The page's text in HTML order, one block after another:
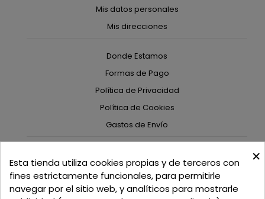
Mis datos personales
Mis direcciones
Donde Estamos
Formas de Pago
Política de Privacidad
Política de Cookies
Gastos de Envío
C/ Delgadillo Nº 7 - Local 1 - 45600
Talavera de la Reina - Toledo - (España)
Llamadnos:+34 925 82 02 19 o625 654 791
×
Esta tienda utiliza cookies propias y de terceros con
fines estrictamente funcionales, para permitirle
navegar por el sitio web, y analíticos para mostrarle